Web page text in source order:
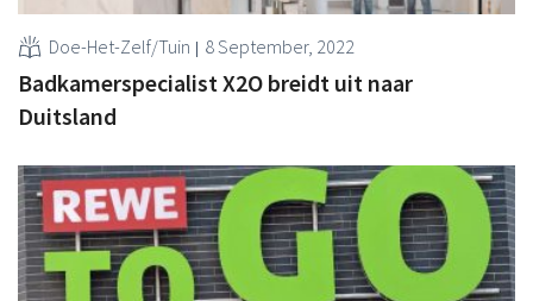
Doe-Het-Zelf/Tuin 8 September, 2022
Badkamerspecialist X2O breidt uit naar
Duitsland